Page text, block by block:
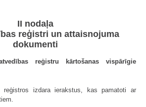
II nodaļa
reģistri un attaisnojuma
dokumenti
reģistru kārtošanas vispārīgie
reģistros izdara ierakstus, kas pamatoti ar